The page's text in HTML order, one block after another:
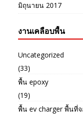
มิถุนายน 2017
งานเคลือบพื้น
Uncategorized
(33)
พื้น epoxy
(19)
พื้น ev charger พื้นที่